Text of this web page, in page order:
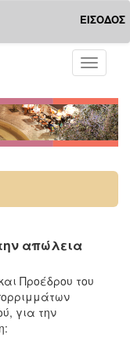
ΕΙΣΟΔΟΣ
Toggle
απώλεια
Προέδρου του
για την